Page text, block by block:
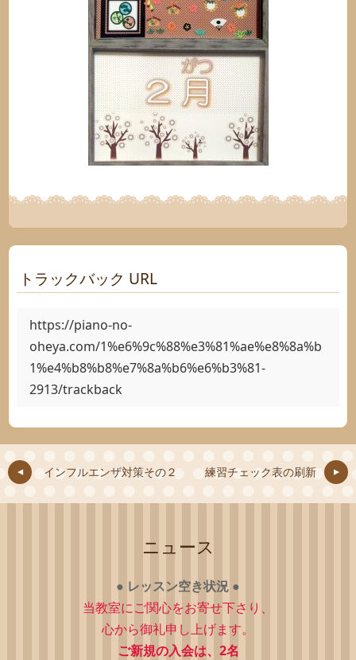
トラックバック URL
https://piano-no-
oheya.com/1%e6%9c%88%e3%81%ae%e8%8a%b
1%e4%b8%b8%e7%8a%b6%e6%b3%81-
2913/trackback
インフルエンザ対策その２ 練習チェック表の刷新
ニュース
● レッスン空き状況 ●
当教室にご関心をお寄せ下さり、
心から御礼申し上げます。
ご新規の入会は、2名